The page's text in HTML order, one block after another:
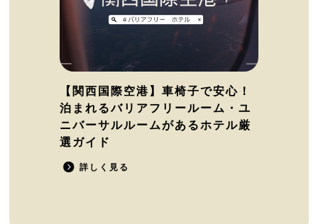
【関西国際空港】車椅子で安心！
泊まれるバリアフリールーム・ユ
ニバーサルルームがあるホテル厳
選ガイド
詳しく見る